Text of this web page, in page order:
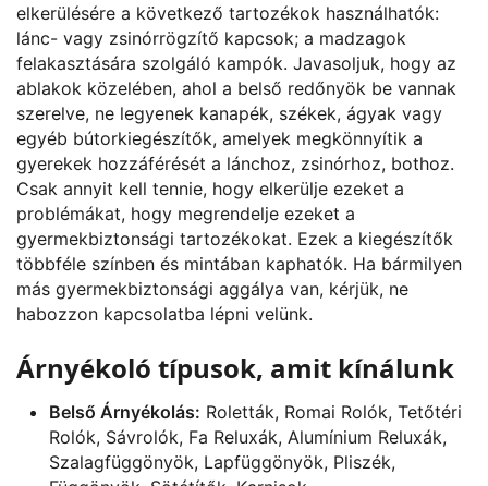
elkerülésére a következő tartozékok használhatók:
lánc- vagy zsinórrögzítő kapcsok; a madzagok
felakasztására szolgáló kampók. Javasoljuk, hogy az
ablakok közelében, ahol a belső redőnyök be vannak
szerelve, ne legyenek kanapék, székek, ágyak vagy
egyéb bútorkiegészítők, amelyek megkönnyítik a
gyerekek hozzáférését a lánchoz, zsinórhoz, bothoz.
Csak annyit kell tennie, hogy elkerülje ezeket a
problémákat, hogy megrendelje ezeket a
gyermekbiztonsági tartozékokat. Ezek a kiegészítők
többféle színben és mintában kaphatók. Ha bármilyen
más gyermekbiztonsági aggálya van, kérjük, ne
habozzon kapcsolatba lépni velünk.
Árnyékoló típusok, amit kínálunk
Belső Árnyékolás: Roletták, Romai Rolók, Tetőtéri
Rolók, Sávrolók, Fa Reluxák, Alumínium Reluxák,
Szalagfüggönyök, Lapfüggönyök, Pliszék,